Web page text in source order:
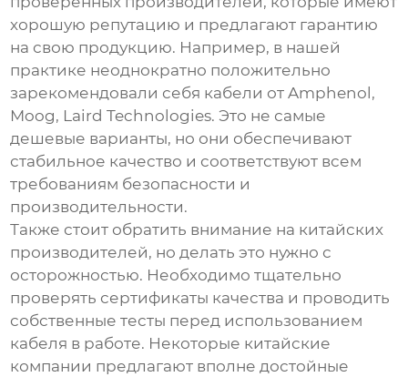
хорошую репутацию и предлагают гарантию
на свою продукцию. Например, в нашей
практике неоднократно положительно
зарекомендовали себя кабели от Amphenol,
Moog, Laird Technologies. Это не самые
дешевые варианты, но они обеспечивают
стабильное качество и соответствуют всем
требованиям безопасности и
производительности.
Также стоит обратить внимание на китайских
производителей, но делать это нужно с
осторожностью. Необходимо тщательно
проверять сертификаты качества и проводить
собственные тесты перед использованием
кабеля в работе. Некоторые китайские
компании предлагают вполне достойные